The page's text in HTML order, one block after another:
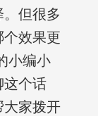
但很多
个效果更
小编小
这个话
大家拨开